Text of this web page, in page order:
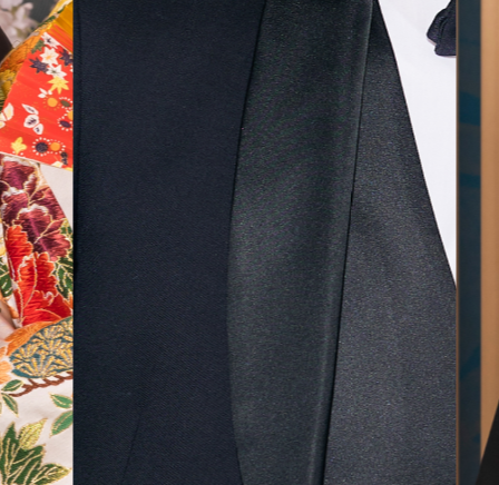
無料相談予約
来店・オンライン